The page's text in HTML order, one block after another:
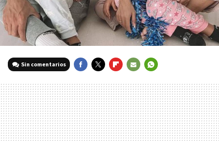
Sin comentarios
MAIL